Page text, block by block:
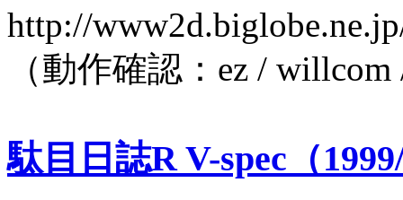
http://
（動作確認：ez /
駄目日誌R V-spec（